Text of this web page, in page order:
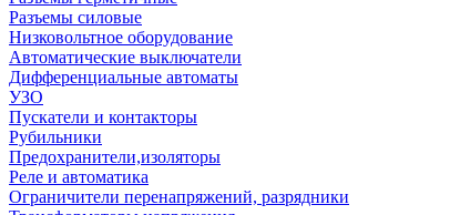
Разъемы силовые
Низковольтное оборудование
Автоматические выключатели
Дифференциальные автоматы
УЗО
Пускатели и контакторы
Рубильники
Предохранители,изоляторы
Реле и автоматика
Ограничители перенапряжений, разрядники